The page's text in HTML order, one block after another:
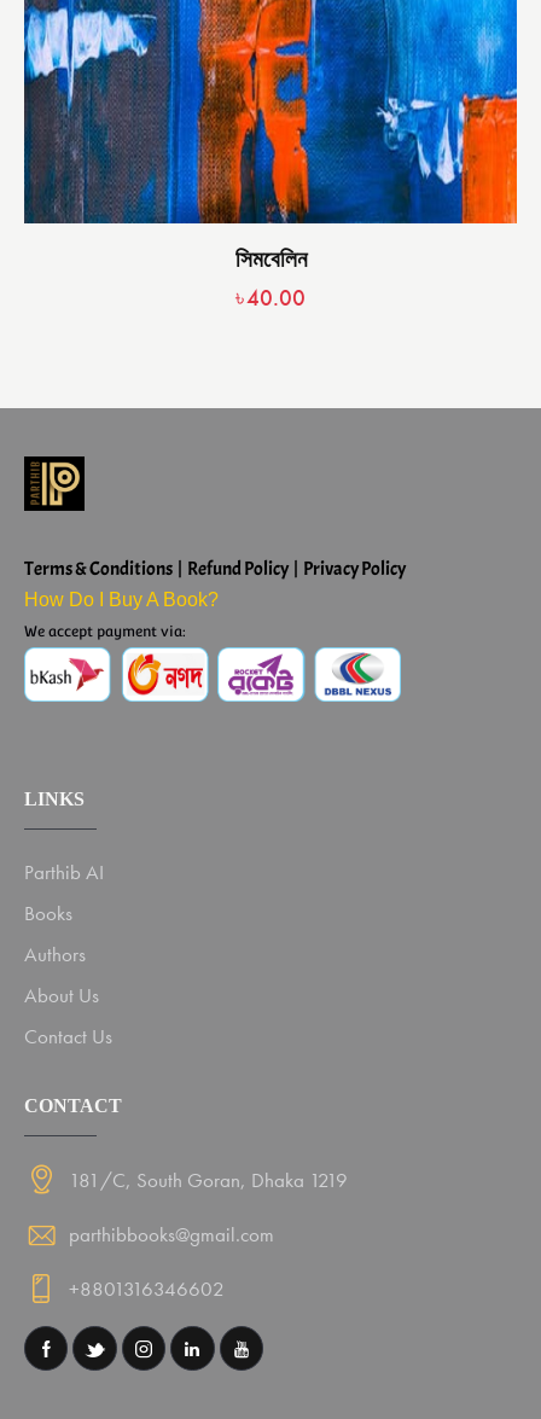
সিমবেলিন
৳40.00
Terms & Conditions | Refund Policy | Privacy Policy
How Do I Buy A Book?
We accept payment via:
LINKS
Parthib AI
Books
Authors
About Us
Contact Us
CONTACT
181/C, South Goran, Dhaka 1219
parthibbooks@gmail.com
+8801316346602